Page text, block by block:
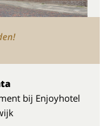
bij Enjoyhotel